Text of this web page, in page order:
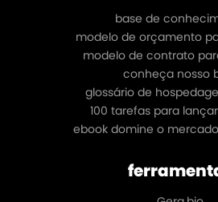
base de
modelo de orçamento
modelo de contrato
conheça nosso
glossário de
100 tarefas para
ebook domine o